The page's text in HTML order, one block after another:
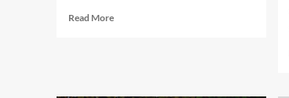
Read MoreRead